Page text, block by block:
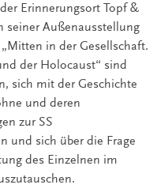
Erinnerungsort Topf &
seiner Außenausstellung
in der Gesellschaft.
der Holocaust“ sind
sich mit der Geschichte
und deren
zur SS
und sich über die Frage
des Einzelnen im